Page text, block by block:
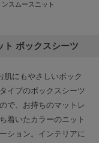
スムースニット
ト ボックスシーツ
肌にもやさしいボック
イプのボックスシーツ
で、お持ちのマットレ
着いたカラーのニット
ション。インテリアに